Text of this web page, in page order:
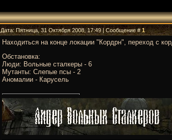
Дата: Пятница, 31 Октября 2008, 17:49 | Сообщение #1
Находиться на конце локации "Кордрн", переход с
Обстановка:
Люди: Вольные сталкеры - 6
Мутанты: Слепые псы - 2
Аномалии - Карусель